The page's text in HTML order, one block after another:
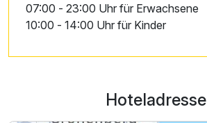
07:00 - 23:00 Uhr für Erwachsene
10:00 - 14:00 Uhr für Kinder
Hoteladresse